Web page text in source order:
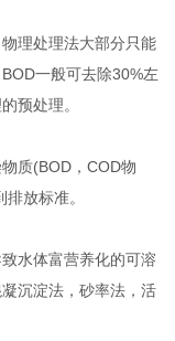
理处理法大部分只能
一般可去除30%左
预处理。
质(BOD，COD物
放标准。
水体富营养化的可溶
沉淀法，砂率法，活